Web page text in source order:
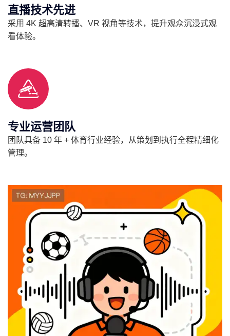
直播技术先进
采用 4K 超高清转播、VR 视角等技术，提升观众沉浸式观
看体验。
专业运营团队
团队具备 10 年 + 体育行业经验，从策划到执行全程精细化
管理。